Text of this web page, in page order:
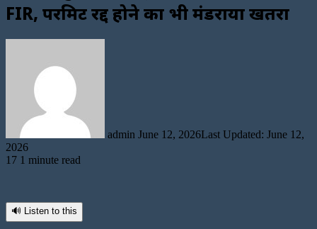
FIR, परमिट रद्द होने का भी मंडराया खतरा
admin June 12, 2026Last Updated: June 12,
2026
17 1 minute read
🔊 Listen to this